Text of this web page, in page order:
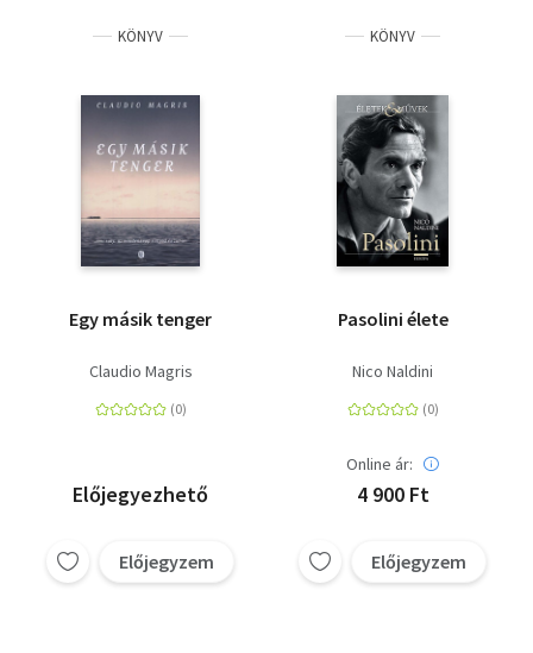
KÖNYV
Egy másik tenger
Claudio Magris
Előjegyezhető
Előjegyzem
KÖNYV
Pasolini élete
Nico Naldini
Online ár:
4 900 Ft
Előjegyzem